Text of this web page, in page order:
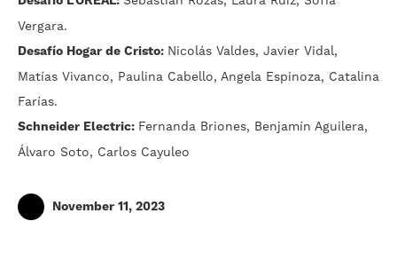
Vergara.
Desafío Hogar de Cristo: Nicolás Valdes, Javier Vidal,
Matías Vivanco, Paulina Cabello, Angela Espinoza, Catalina
Farías.
Schneider Electric: Fernanda Briones, Benjamín Aguilera,
Álvaro Soto, Carlos Cayuleo
November 11, 2023